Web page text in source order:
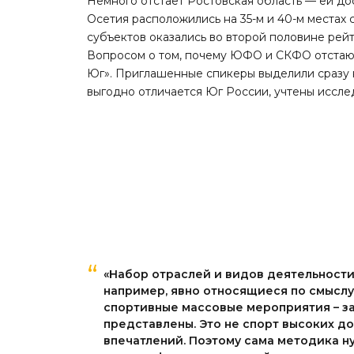
Осетия расположились на 35-м и 40-м
субъектов оказались во второй половине
Вопросом о том, почему ЮФО и СКФО
Юг». Приглашенные спикеры выделили
выгодно отличается Юг России, учтены
«Набор отраслей и видов
например, явно относящиеся по
спортивные массовые мероприятия –
представлены. Это не спорт высоких
впечатлений. Поэтому сама методика